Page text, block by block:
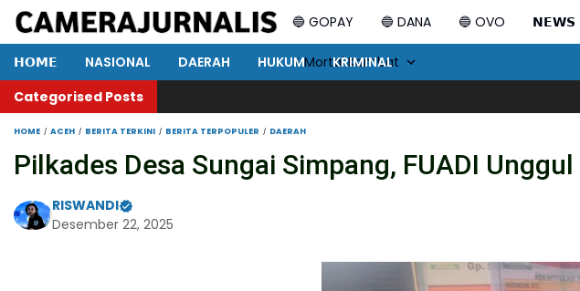
🔵 GOPAY 🔵 DANA 🔵 OVO 𝗡𝗘𝗪𝗦
⚡ Mortal Kombat
𝗛𝗢𝗠𝗘 NASIONAL DAERAH HUKUM
KRIMINAL
Categorised Posts
HOME ACEH BERITA TERKINI BERITA TERPOPULER DAERAH
Pilkades Desa Sungai Simpang, FUADI
RISWANDI
Desember 22, 2025